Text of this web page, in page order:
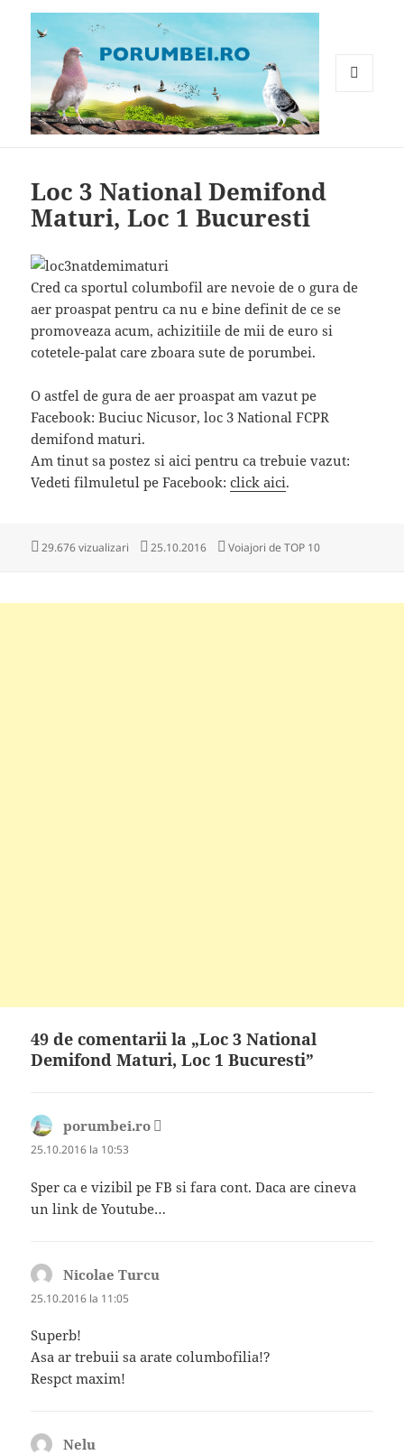
Loc 3 National Demifond
Maturi, Loc 1 Bucuresti
Cred ca sportul columbofil are nevoie de o gura de
aer proaspat pentru ca nu e bine definit de ce se
promoveaza acum, achizitiile de mii de euro si
cotetele-palat care zboara sute de porumbei.
O astfel de gura de aer proaspat am vazut pe
Facebook: Buciuc Nicusor, loc 3 National FCPR
demifond maturi.
Am tinut sa postez si aici pentru ca trebuie vazut:
Vedeti filmuletul pe Facebook:click aici.
29.676 vizualizari
Publicat
25.10.2016 Categorii
Voiajori de TOP 10
49 de comentarii la „Loc 3 National
Demifond Maturi, Loc 1 Bucuresti”
porumbei.ro spune:
25.10.2016 la 10:53
Sper ca e vizibil pe FB si fara cont. Daca are cineva
un link de Youtube…
Nicolae Turcu
25.10.2016 la 11:05
Superb!
Asa ar trebuii sa arate columbofilia!?
Respct maxim!
Nelu